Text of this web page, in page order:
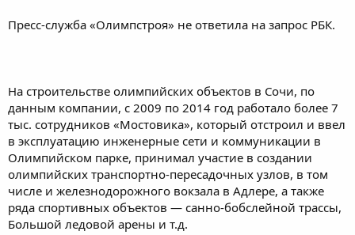
Пресс-служба «Олимпстроя» не ответила на запрос РБК.
На строительстве олимпийских объектов в Сочи, по
данным компании, с 2009 по 2014 год работало более 7
тыс. сотрудников «Мостовика», который отстроил и ввел
в эксплуатацию инженерные сети и коммуникации в
Олимпийском парке, принимал участие в создании
олимпийских транспортно-пересадочных узлов, в том
числе и железнодорожного вокзала в Адлере, а также
ряда спортивных объектов — санно-бобслейной трассы,
Большой ледовой арены и т.д.